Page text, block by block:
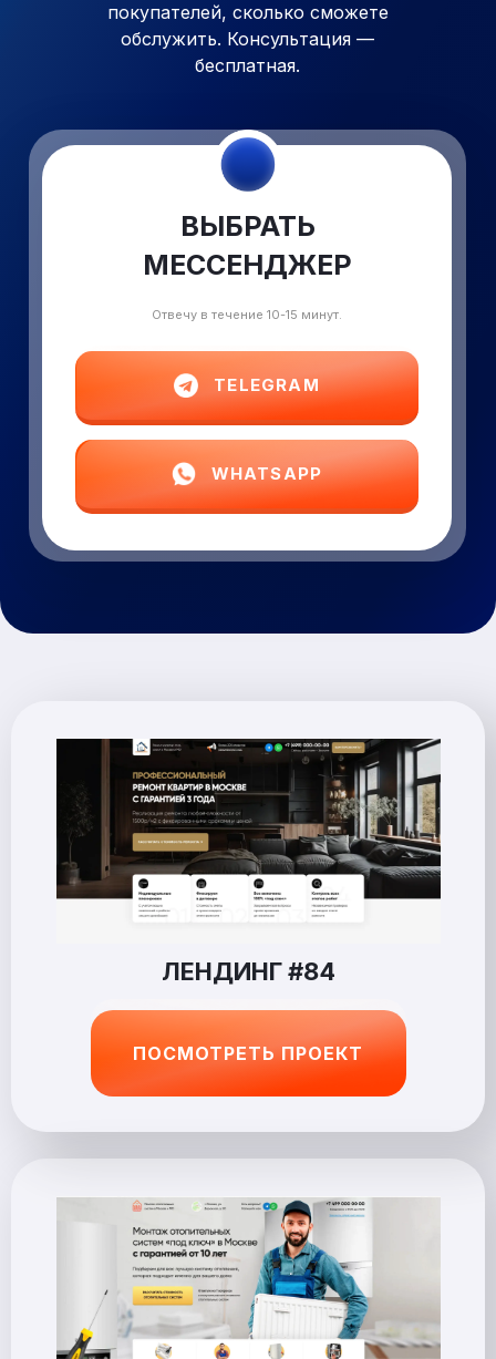
покупателей, сколько сможете
обслужить. Консультация —
бесплатная.
TELEGRAM
WHATSAPP
ВЫБРАТЬ
МЕССЕНДЖЕР
Отвечу в течение 10-15 минут.
ЛЕНДИНГ #84
ПОСМОТРЕТЬ ПРОЕКТ